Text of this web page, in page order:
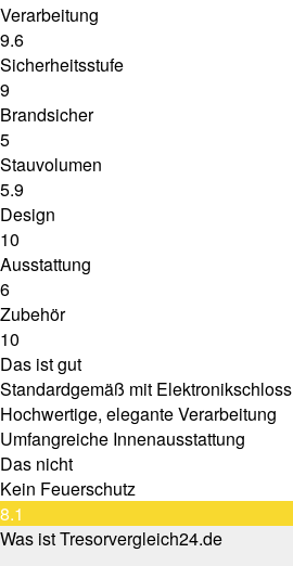
Verarbeitung
9.6
Sicherheitsstufe
9
Brandsicher
5
Stauvolumen
5.9
Design
10
Ausstattung
6
Zubehör
10
Das ist gut
Standardgemäß mit Elektronikschloss
Hochwertige, elegante Verarbeitung
Umfangreiche Innenausstattung
Das nicht
Kein Feuerschutz
8.1
Was ist Tresorvergleich24.de